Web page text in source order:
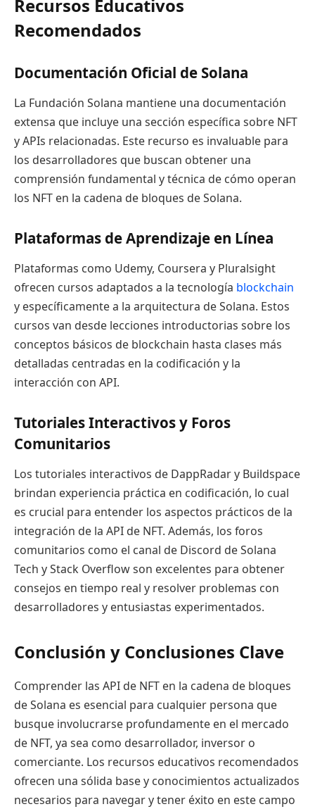
Recursos Educativos
Recomendados
Documentación Oficial de Solana
La Fundación Solana mantiene una documentación
extensa que incluye una sección específica sobre NFT
y APIs relacionadas. Este recurso es invaluable para
los desarrolladores que buscan obtener una
comprensión fundamental y técnica de cómo operan
los NFT en la cadena de bloques de Solana.
Plataformas de Aprendizaje en Línea
Plataformas como Udemy, Coursera y Pluralsight
ofrecen cursos adaptados a la tecnología blockchain
y específicamente a la arquitectura de Solana. Estos
cursos van desde lecciones introductorias sobre los
conceptos básicos de blockchain hasta clases más
detalladas centradas en la codificación y la
interacción con API.
Tutoriales Interactivos y Foros
Comunitarios
Los tutoriales interactivos de DappRadar y Buildspace
brindan experiencia práctica en codificación, lo cual
es crucial para entender los aspectos prácticos de la
integración de la API de NFT. Además, los foros
comunitarios como el canal de Discord de Solana
Tech y Stack Overflow son excelentes para obtener
consejos en tiempo real y resolver problemas con
desarrolladores y entusiastas experimentados.
Conclusión y Conclusiones Clave
Comprender las API de NFT en la cadena de bloques
de Solana es esencial para cualquier persona que
busque involucrarse profundamente en el mercado
de NFT, ya sea como desarrollador, inversor o
comerciante. Los recursos educativos recomendados
ofrecen una sólida base y conocimientos actualizados
necesarios para navegar y tener éxito en este campo